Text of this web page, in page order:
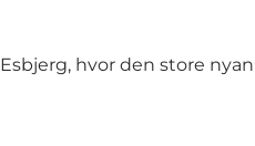
hvor den store